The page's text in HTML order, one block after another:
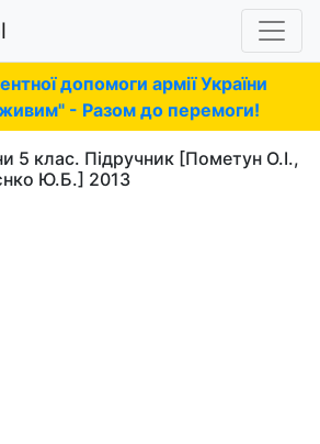
допомоги армії України
- Разом до перемоги!
5 клас. Підручник [Пометун О.І.,
Ю.Б.] 2013